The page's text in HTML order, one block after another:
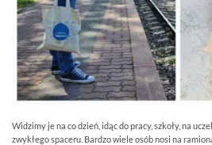
Widzimy je na co dzień, idąc do pracy, szkoły, na
zwykłego spaceru. Bardzo wiele osób nosi na